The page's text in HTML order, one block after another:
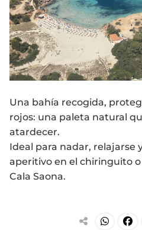
Una bahía recogida,
rojos: una paleta natural
atardecer.
Ideal para nadar, relajarse
aperitivo en el chiringuito
Cala Saona.